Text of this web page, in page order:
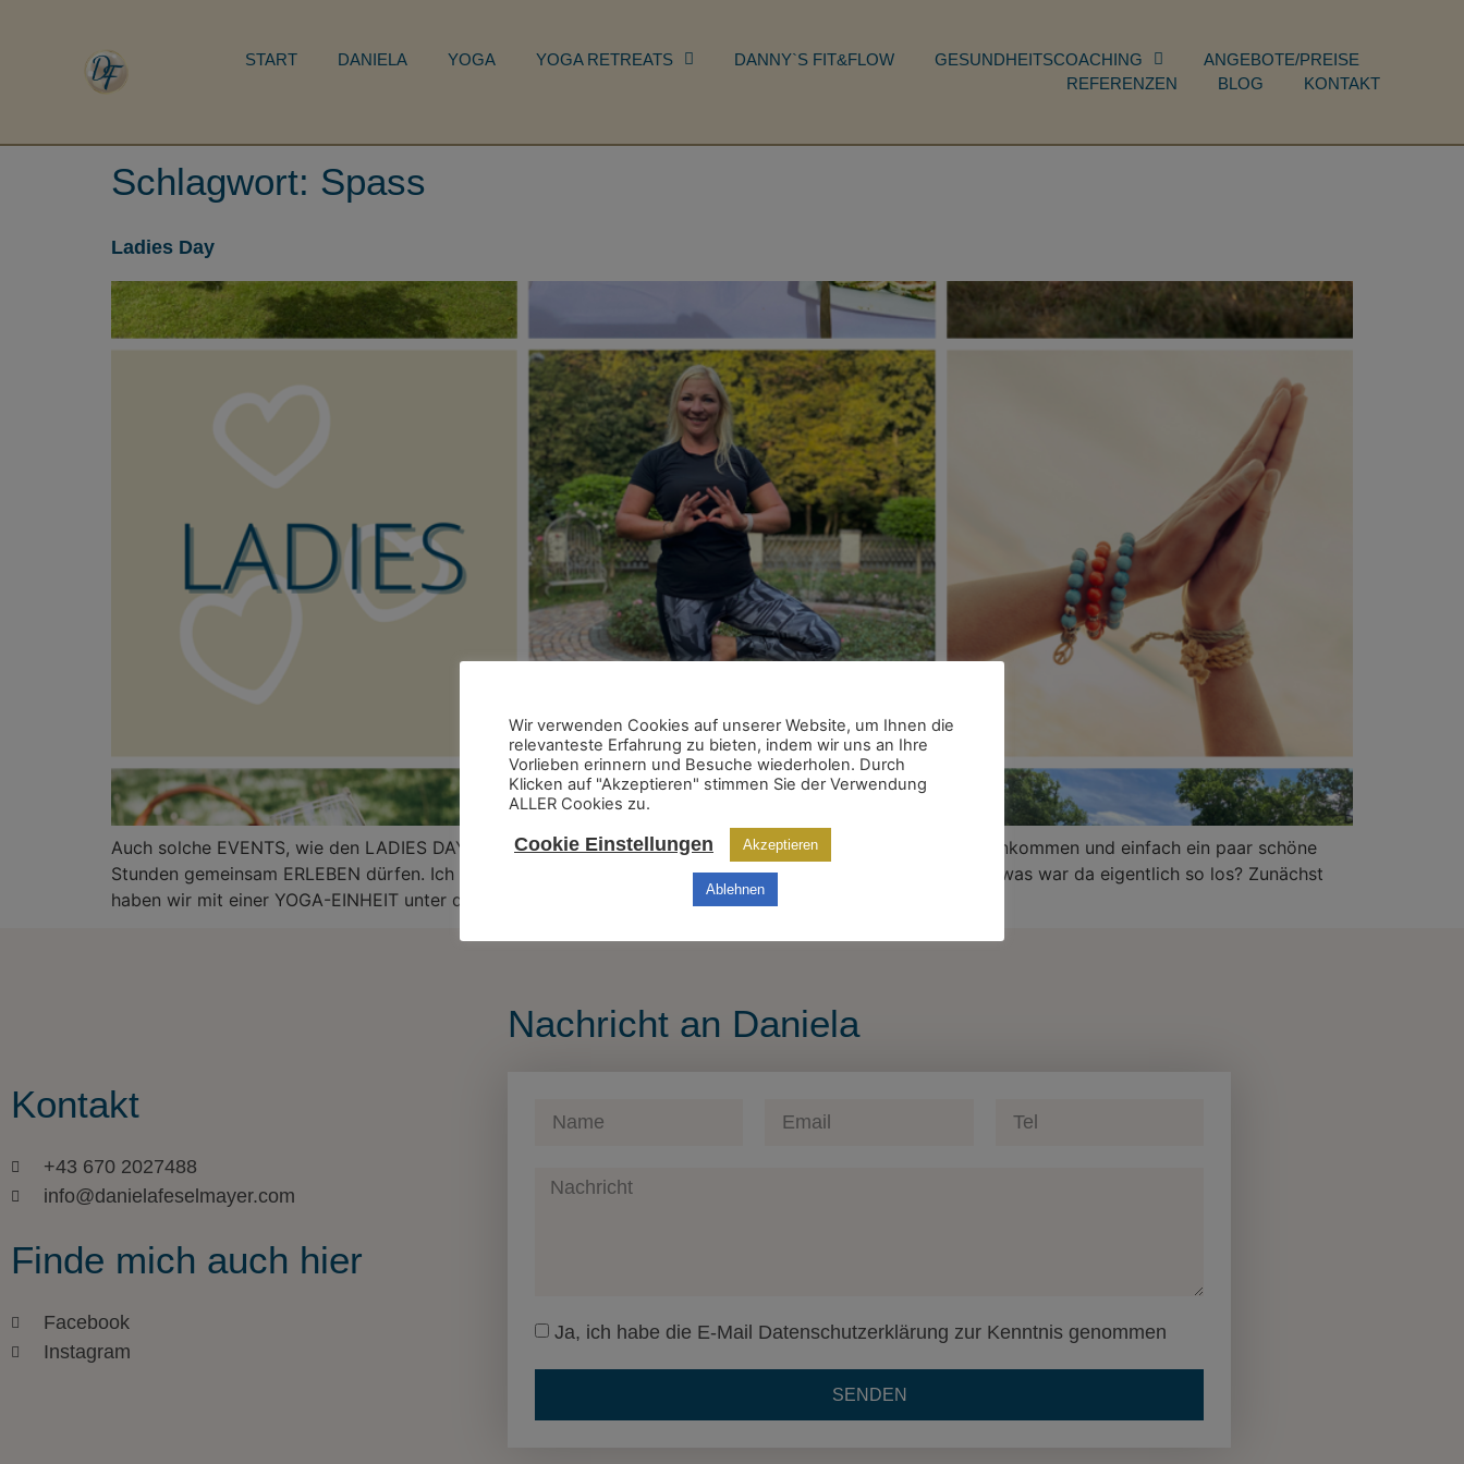
START DANIELA YOGA YOGA RETREATS DANNY`S FIT&FLOW GESUNDHEITSCOACHING
ANGEBOTE/PREISE
REFERENZEN
BLOG KONTAKT
Schlagwort: Spass
Ladies Day
Auch solche EVENTS, wie den LADIES DAY am 28.06.2019 liebe ich! Wenn tolle (Business) Frauen zusammenkommen und einfach ein paar schöne
Stunden gemeinsam ERLEBEN dürfen. Ich freue mich jetzt schon auf die nächste WIEDERHOLUNG 😀 Aber was war da eigentlich so los? Zunächst
haben wir mit einer YOGA-EINHEIT unter dem Motto: INNERE STÄRKE gestartet, um […]
Kontakt
+43 670 2027488
info@danielafeselmayer.com
Finde mich auch hier
Facebook
Instagram
Nachricht an Daniela
Ja, ich habe die E-Mail Datenschutzerklärung zur Kenntnis genommen
SENDEN
Wir verwenden Cookies auf unserer Website, um Ihnen die
relevanteste Erfahrung zu bieten, indem wir uns an Ihre
Vorlieben erinnern und Besuche wiederholen. Durch
Klicken auf "Akzeptieren" stimmen Sie der Verwendung
ALLER Cookies zu.
Cookie Einstellungen Akzeptieren
Ablehnen